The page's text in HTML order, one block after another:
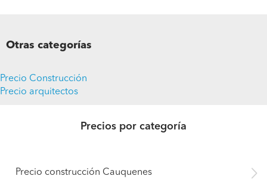
Otras categorías
Precio Construcción
Precio arquitectos
Precios por categoría
Precio construcción Cauquenes